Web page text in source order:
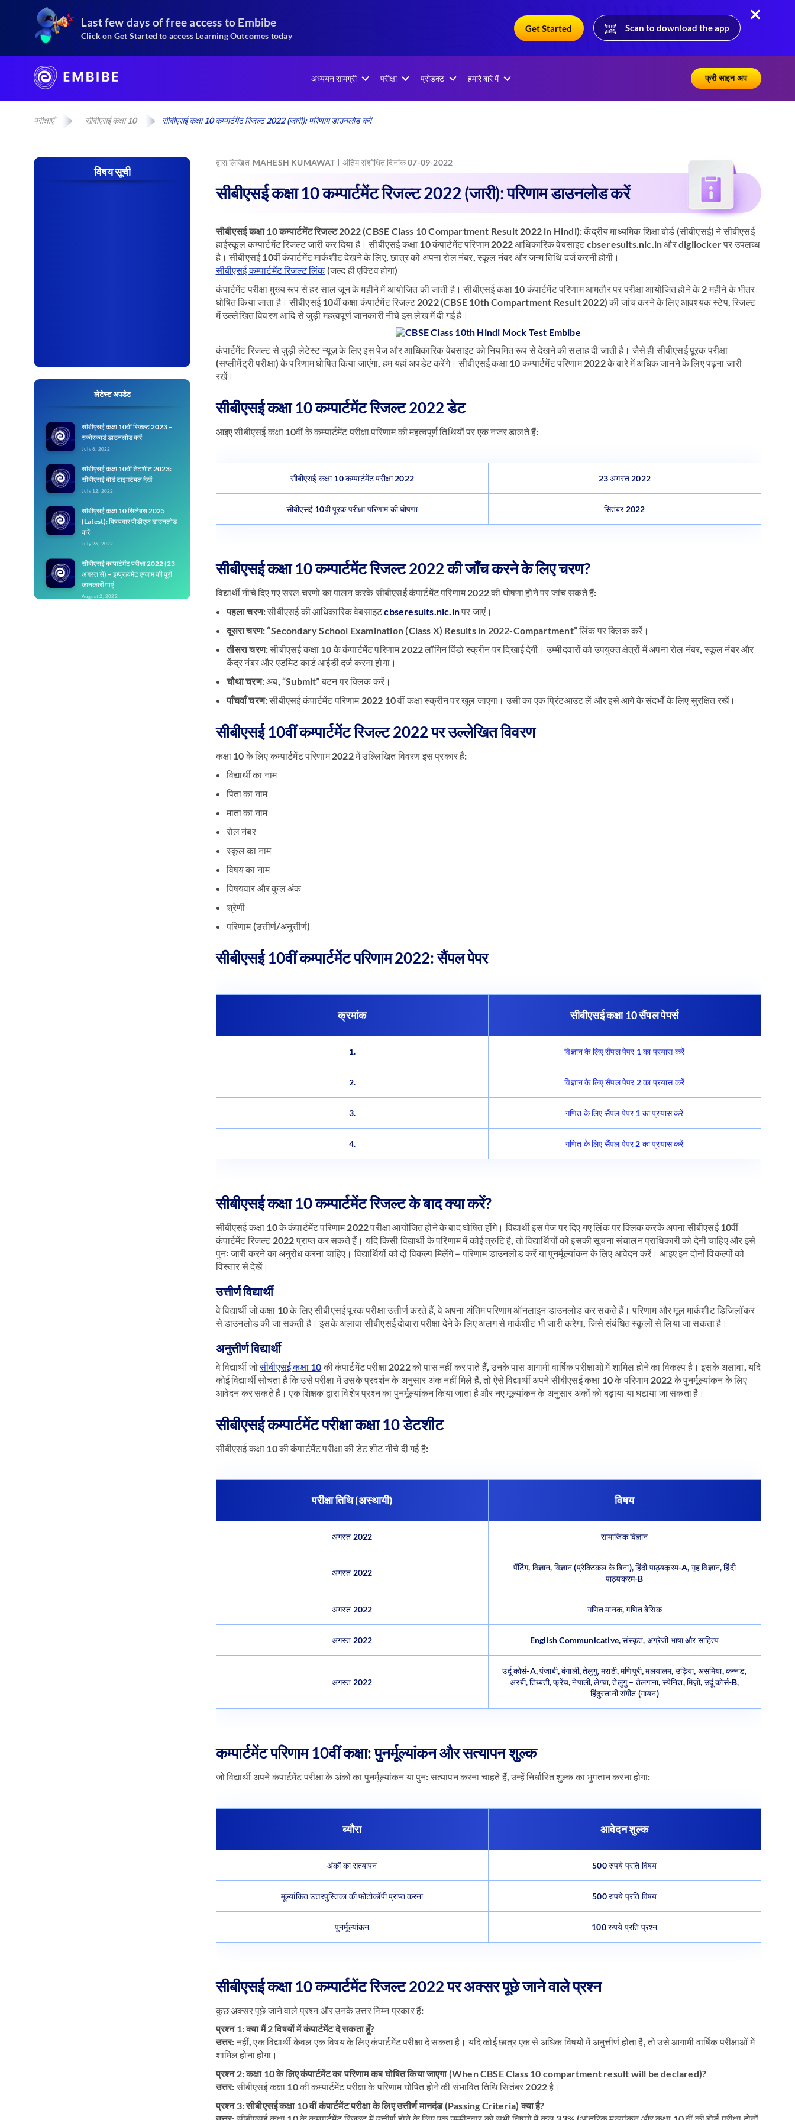
Last few days of free access to Embibe
Click on Get Started to access Learning Outcomes today
Get Started Scan to download the app
अध्ययन सामग्री परीक्षा प्रोडक्ट हमारे बारे में फ्री साइन अप
परीक्षाएँ सीबीएसई कक्षा 10 सीबीएसई कक्षा 10 कम्पार्टमेंट रिजल्ट 2022 (जारी): परिणाम डाउनलोड करें
विषय सूची
लेटेस्ट अपडेट
सीबीएसई कक्षा 10वीं रिजल्ट 2023 –
स्कोरकार्ड डाउनलोड करें
July 6, 2022
सीबीएसई कक्षा 10वीं डेटशीट 2023:
सीबीएसई बोर्ड टाइमटेबल देखें
July 12, 2022
सीबीएसई कक्षा 10 सिलेबस 2025
(Latest): विषयवार पीडीएफ डाउनलोड
करें
July 26, 2022
सीबीएसई कम्पार्टमेंट परीक्षा 2022 (23
अगस्त से) – इम्प्रूवमेंट एग्जाम की पूरी
जानकारी पाएं
August 2, 2022
द्वारा लिखित MAHESH KUMAWAT अंतिम संशोधित दिनांक 07-09-2022
सीबीएसई कक्षा 10 कम्पार्टमेंट रिजल्ट 2022 (जारी): परिणाम डाउनलोड करें
सीबीएसई कक्षा 10 कम्पार्टमेंट रिजल्ट 2022 (CBSE Class 10 Compartment Result 2022 in Hindi):केंद्रीय माध्यमिक शिक्षा बोर्ड (सीबीएसई) ने सीबीएसई
हाईस्कूल कम्पार्टमेंट रिजल्ट जारी कर दिया है। सीबीएसई कक्षा 10 कंपार्टमेंट परिणाम 2022 आधिकारिक वेबसाइट cbseresults.nic.in और digilocker पर उपलब्ध
है। सीबीएसई 10वीं कंपार्टमेंट मार्कशीट देखने के लिए, छात्र को अपना रोल नंबर, स्कूल नंबर और जन्म तिथि दर्ज करनी होगी।
सीबीएसई कम्पार्टमेंट रिजल्ट लिंक(जल्द ही एक्टिव होगा)
कंपार्टमेंट परीक्षा मुख्य रूप से हर साल जून के महीने में आयोजित की जाती है। सीबीएसई कक्षा 10 कंपार्टमेंट परिणाम आमतौर पर परीक्षा आयोजित होने के 2 महीने के भीतर
घोषित किया जाता है। सीबीएसई 10वीं कक्षा कंपार्टमेंट रिजल्ट 2022 (CBSE 10th Compartment Result 2022) की जांच करने के लिए आवश्यक स्टेप, रिजल्ट
में उल्लेखित विवरण आदि से जुड़ी महत्वपूर्ण जानकारी नीचे इस लेख में दी गई है।
कंपार्टमेंट रिजल्ट से जुड़ी लेटेस्ट न्यूज़ के लिए इस पेज और आधिकारिक वेबसाइट को नियमित रूप से देखने की सलाह दी जाती है। जैसे ही सीबीएसई पूरक परीक्षा
(सप्लीमेंट्री परीक्षा) के परिणाम घोषित किया जाएंगा, हम यहां अपडेट करेंगे। सीबीएसई कक्षा 10 कम्पार्टमेंट परिणाम 2022 के बारे में अधिक जानने के लिए पढ़ना जारी
रखें।
सीबीएसई कक्षा 10 कम्पार्टमेंट रिजल्ट 2022 डेट
आइए सीबीएसई कक्षा 10वीं के कम्पार्टमेंट परीक्षा परिणाम की महत्वपूर्ण तिथियों पर एक नजर डालते हैं:
सीबीएसई कक्षा 10 कम्पार्टमेंट परीक्षा 2022 23 अगस्त 2022
सीबीएसई 10वीं पूरक परीक्षा परिणाम की घोषणा सितंबर 2022
सीबीएसई कक्षा 10 कम्पार्टमेंट रिजल्ट 2022 की जाँच करने के लिए चरण?
विद्यार्थी नीचे दिए गए सरल चरणों का पालन करके सीबीएसई कंपार्टमेंट परिणाम 2022 की घोषणा होने पर जांच सकते हैं:
पहला चरण:सीबीएसई की आधिकारिक वेबसाइटcbseresults.nic.inपर जाएं।
दूसरा चरण: “Secondary School Examination (Class X) Results in 2022-Compartment”लिंक पर क्लिक करें।
तीसरा चरण:सीबीएसई कक्षा 10 के कंपार्टमेंट परिणाम 2022 लॉगिन विंडो स्क्रीन पर दिखाई देगी। उम्मीदवारों को उपयुक्त क्षेत्रों में अपना रोल नंबर, स्कूल नंबर और
केंद्र नंबर और एडमिट कार्ड आईडी दर्ज करना होगा।
चौथा चरण:अब, “Submit” बटन पर क्लिक करें।
पाँचवाँ चरण:सीबीएसई कंपार्टमेंट परिणाम 2022 10 वीं कक्षा स्क्रीन पर खुल जाएगा। उसी का एक प्रिंटआउट लें और इसे आगे के संदर्भों के लिए सुरक्षित रखें।
सीबीएसई 10वीं कम्पार्टमेंट रिजल्ट 2022 पर उल्लेखित विवरण
कक्षा 10 के लिए कम्पार्टमेंट परिणाम 2022 में उल्लिखित विवरण इस प्रकार हैं:
विद्यार्थी का नाम
पिता का नाम
माता का नाम
रोल नंबर
स्कूल का नाम
विषय का नाम
विषयवार और कुल अंक
श्रेणी
परिणाम (उत्तीर्ण/अनुत्तीर्ण)
सीबीएसई 10वीं कम्पार्टमेंट परिणाम 2022: सैंपल पेपर
क्रमांक सीबीएसई कक्षा 10 सैंपल पेपर्स
1. विज्ञान के लिए सैंपल पेपर 1 का प्रयास करें
2. विज्ञान के लिए सैंपल पेपर 2 का प्रयास करें
3. गणित के लिए सैंपल पेपर 1 का प्रयास करें
4. गणित के लिए सैंपल पेपर 2 का प्रयास करें
सीबीएसई कक्षा 10 कम्पार्टमेंट रिजल्ट के बाद क्या करें?
सीबीएसई कक्षा 10 के कंपार्टमेंट परिणाम 2022 परीक्षा आयोजित होने के बाद घोषित होंगे। विद्यार्थी इस पेज पर दिए गए लिंक पर क्लिक करके अपना सीबीएसई 10वीं
कंपार्टमेंट रिजल्ट 2022 प्राप्त कर सकते हैं। यदि किसी विद्यार्थी के परिणाम में कोई त्रुटि है, तो विद्यार्थियों को इसकी सूचना संचालन प्राधिकारी को देनी चाहिए और इसे
पुनः जारी करने का अनुरोध करना चाहिए। विद्यार्थियों को दो विकल्प मिलेंगे – परिणाम डाउनलोड करें या पुनर्मूल्यांकन के लिए आवेदन करें। आइए इन दोनों विकल्पों को
विस्तार से देखें।
उत्तीर्ण विद्यार्थी
वे विद्यार्थी जो कक्षा 10 के लिए सीबीएसई पूरक परीक्षा उत्तीर्ण करते हैं, वे अपना अंतिम परिणाम ऑनलाइन डाउनलोड कर सकते हैं। परिणाम और मूल मार्कशीट डिजिलॉकर
से डाउनलोड की जा सकती है। इसके अलावा सीबीएसई दोबारा परीक्षा देने के लिए अलग से मार्कशीट भी जारी करेगा, जिसे संबंधित स्कूलों से लिया जा सकता है।
अनुत्तीर्ण विद्यार्थी
वे विद्यार्थी जोसीबीएसई कक्षा 10 की कंपार्टमेंट परीक्षा 2022 को पास नहीं कर पाते हैं, उनके पास आगामी वार्षिक परीक्षाओं में शामिल होने का विकल्प है। इसके अलावा, यदि
कोई विद्यार्थी सोचता है कि उसे परीक्षा में उसके प्रदर्शन के अनुसार अंक नहीं मिले हैं, तो ऐसे विद्यार्थी अपने सीबीएसई कक्षा 10 के परिणाम 2022 के पुनर्मूल्यांकन के लिए
आवेदन कर सकते हैं। एक शिक्षक द्वारा विशेष प्रश्न का पुनर्मूल्यांकन किया जाता है और नए मूल्यांकन के अनुसार अंकों को बढ़ाया या घटाया जा सकता है।
सीबीएसई कम्पार्टमेंट परीक्षा कक्षा 10 डेटशीट
सीबीएसई कक्षा 10 की कंपार्टमेंट परीक्षा की डेट शीट नीचे दी गई है:
परीक्षा तिथि (अस्थायी) विषय
अगस्त 2022 सामाजिक विज्ञान
अगस्त 2022
पेंटिंग, विज्ञान, विज्ञान (प्रैक्टिकल के बिना), हिंदी पाठ्यक्रम-A, गृह विज्ञान, हिंदी
पाठ्यक्रम-B
अगस्त 2022 गणित मानक, गणित बेसिक
अगस्त 2022 English Communicative, संस्कृत, अंग्रेजी भाषा और साहित्य
अगस्त 2022
उर्दू कोर्स-A, पंजाबी, बंगाली, तेलुगु, मराठी, मणिपुरी, मलयालम, उड़िया, असमिया, कन्नड़,
अरबी, तिब्बती, फ्रेंच, नेपाली, लेप्चा, तेलुगु – तेलंगाना, स्पेनिश, मिज़ो, उर्दू कोर्स-B,
हिंदुस्तानी संगीत (गायन)
कम्पार्टमेंट परिणाम 10वीं कक्षा: पुनर्मूल्यांकन और सत्यापन शुल्क
जो विद्यार्थी अपने कंपार्टमेंट परीक्षा के अंकों का पुनर्मूल्यांकन या पुन: सत्यापन करना चाहते हैं, उन्हें निर्धारित शुल्क का भुगतान करना होगा:
ब्यौरा आवेदन शुल्क
अंकों का सत्यापन 500 रुपये प्रति विषय
मूल्यांकित उत्तरपुस्तिका की फोटोकॉपी प्राप्त करना 500 रुपये प्रति विषय
पुनर्मूल्यांकन 100 रुपये प्रति प्रश्न
सीबीएसई कक्षा 10 कम्पार्टमेंट रिजल्ट 2022 पर अक्सर पूछे जाने वाले प्रश्न
कुछ अक्सर पूछे जाने वाले प्रश्न और उनके उत्तर निम्न प्रकार हैं:
प्रश्न 1: क्या मैं 2 विषयों में कंपार्टमेंट दे सकता हूँ?
उत्तर: नहीं, एक विद्यार्थी केवल एक विषय के लिए कंपार्टमेंट परीक्षा दे सकता है। यदि कोई छात्र एक से अधिक विषयों में अनुत्तीर्ण होता है, तो उसे आगामी वार्षिक परीक्षाओं में
शामिल होना होगा।
प्रश्न 2: कक्षा 10 के लिए कंपार्टमेंट का परिणाम कब घोषित किया जाएगा (When CBSE Class 10 compartment result will be declared)?
उत्तर: सीबीएसई कक्षा 10 की कम्पार्टमेंट परीक्षा के परिणाम घोषित होने की संभावित तिथि सितंबर 2022 है।
प्रश्न 3: सीबीएसई कक्षा 10 वीं कंपार्टमेंट परीक्षा के लिए उत्तीर्ण मानदंड (Passing Criteria) क्या है?